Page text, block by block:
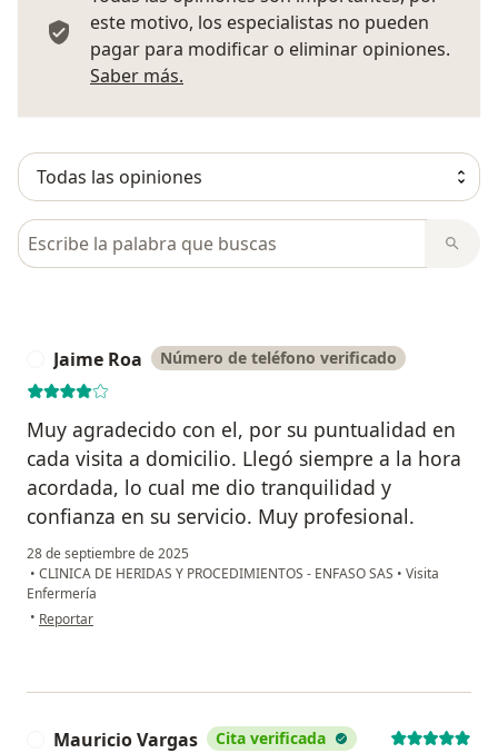
este motivo, los especialistas no pueden
pagar para modificar o eliminar opiniones.
Saber más.
Busca en opiniones
Jaime Roa Número de teléfono verificado
Muy agradecido con el, por su puntualidad en
cada visita a domicilio. Llegó siempre a la hora
acordada, lo cual me dio tranquilidad y
confianza en su servicio. Muy profesional.
28 de septiembre de 2025
• CLINICA DE HERIDAS Y PROCEDIMIENTOS - ENFASO SAS • Visita
Enfermería
• en opinión del usuario Jaime Roa
Reportar
Mauricio Vargas Cita verificada